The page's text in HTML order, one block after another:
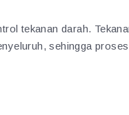
tekanan darah.
sehingga